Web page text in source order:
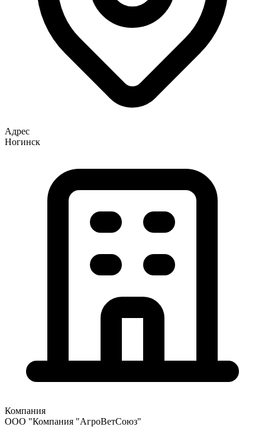
Адрес
Ногинск
Компания
ООО "Компания "АгроВетСоюз"